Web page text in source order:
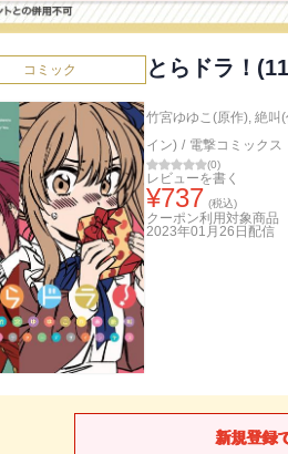
コミック とらドラ！
竹宮ゆゆこ(原作), 絶叫
イン) / 電撃コミックス
(0)
レビューを書く
¥737 (税込)
クーポン利用対象商品
2023年01月26日 配信
新規登録